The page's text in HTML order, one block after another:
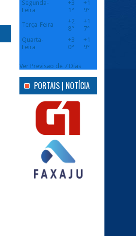
Segunda-
Feira
+3
1°
+1
9°
Terça-Feira
+2
8°
+1
7°
Quarta-
Feira
+3
0°
+1
9°
Ver Previsão de 7 Dias
PORTAIS | NOTÍCIA